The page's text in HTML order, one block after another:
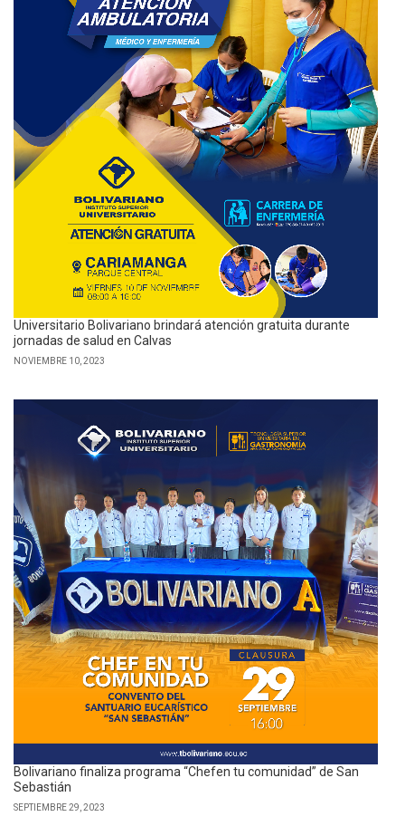
Universitario Bolivariano brindará atención gratuita durante
jornadas de salud en Calvas
NOVIEMBRE 10, 2023
Bolivariano finaliza programa “Chefen tu comunidad” de San
Sebastián
SEPTIEMBRE 29, 2023